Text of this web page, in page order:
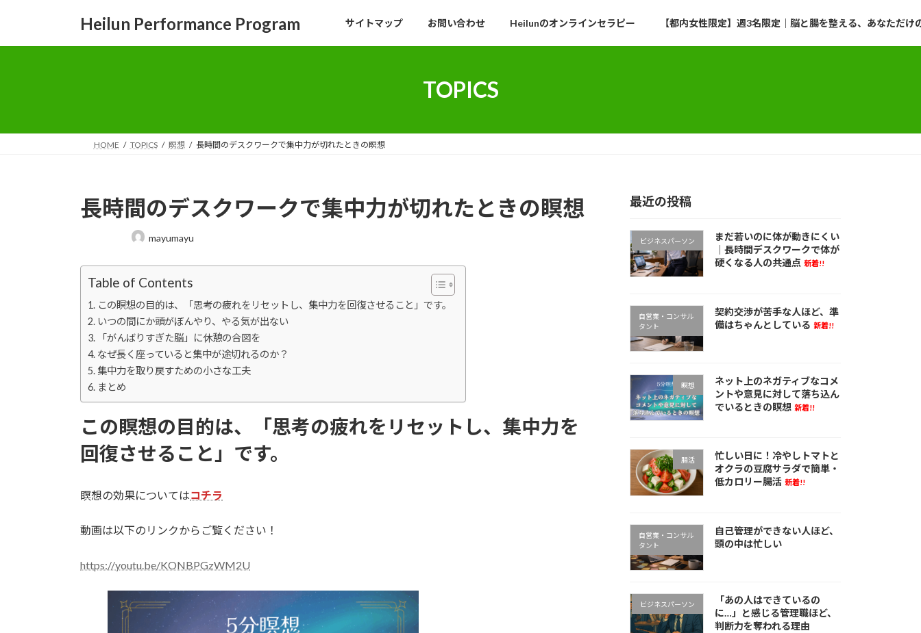
Heilun Performance Program サイトマップ お問い合わせ Heilunのオンラインセラピー 【都内女性限定】週3名限定｜脳と腸を整える、あなただ
TOPICS
HOME TOPICS 瞑想 長時間のデスクワークで集中力が切れたときの瞑想
長時間のデスクワークで集中力が切れたときの瞑想
最
新
日
時
:
mayumayu
Table of Contents
この瞑想の目的は、「思考の疲れをリセットし、集中力を回復させること」です。
いつの間にか頭がぼんやり、やる気が出ない
「がんばりすぎた脳」に休憩の合図を
なぜ長く座っていると集中が途切れるのか？
集中力を取り戻すための小さな工夫
まとめ
この瞑想の目的は、「思考の疲れをリセットし、集中力を
回復させること」です。
瞑想の効果についてはコチラ
動画は以下のリンクからご覧ください！
https://youtu.be/KONBPGzWM2U
最近の投稿
ビジネスパーソン
まだ若いのに体が動きにくい
｜長時間デスクワークで体が
硬くなる人の共通点 新着!!
自営業・コンサル
タント
契約交渉が苦手な人ほど、準
備はちゃんとしている 新着!!
瞑想
ネット上のネガティブなコメ
ントや意見に対して落ち込ん
でいるときの瞑想 新着!!
腸活
忙しい日に！冷やしトマトと
オクラの豆腐サラダで簡単・
低カロリー腸活 新着!!
自営業・コンサル
タント
自己管理ができない人ほど、
頭の中は忙しい
ビジネスパーソン
「あの人はできているの
に…」と感じる管理職ほど、
判断力を奪われる理由